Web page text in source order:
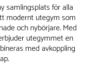
samlingsplats för alla
modernt utegym som
och nybörjare. Med
utegymmet en
med avkoppling